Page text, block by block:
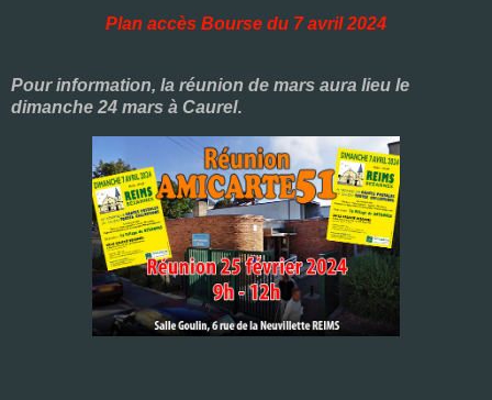
Plan accès Bourse du 7 avril 2024
Pour information, la réunion de mars aura lieu le
dimanche 24 mars à Caurel.